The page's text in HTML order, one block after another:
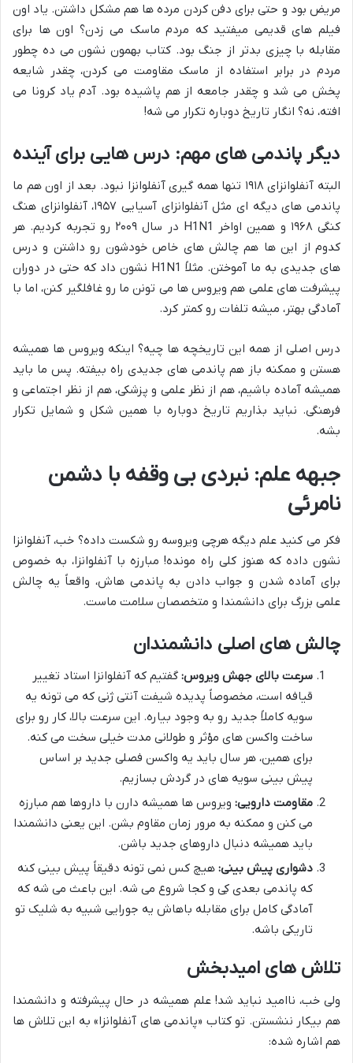
مریض بود و حتی برای دفن کردن مرده ها هم مشکل داشتن. یاد اون
فیلم های قدیمی میفتید که مردم ماسک می زدن؟ اون ها برای
مقابله با چیزی بدتر از جنگ بود. کتاب بهمون نشون می ده چطور
مردم در برابر استفاده از ماسک مقاومت می کردن، چقدر شایعه
پخش می شد و چقدر جامعه از هم پاشیده بود. آدم یاد کرونا می
افته، نه؟ انگار تاریخ دوباره تکرار می شه!
دیگر پاندمی های مهم: درس هایی برای آینده
البته آنفلوانزای ۱۹۱۸ تنها همه گیری آنفلوانزا نبود. بعد از اون هم ما
پاندمی های دیگه ای مثل آنفلوانزای آسیایی ۱۹۵۷، آنفلوانزای هنگ
کنگی ۱۹۶۸ و همین اواخر H1N1 در سال ۲۰۰۹ رو تجربه کردیم. هر
کدوم از این ها هم چالش های خاص خودشون رو داشتن و درس
های جدیدی به ما آموختن. مثلاً H1N1 نشون داد که حتی در دوران
پیشرفت های علمی هم ویروس ها می تونن ما رو غافلگیر کنن، اما با
آمادگی بهتر، میشه تلفات رو کمتر کرد.
درس اصلی از همه این تاریخچه ها چیه؟ اینکه ویروس ها همیشه
هستن و ممکنه باز هم پاندمی های جدیدی راه بیفته. پس ما باید
همیشه آماده باشیم، هم از نظر علمی و پزشکی، هم از نظر اجتماعی و
فرهنگی. نباید بذاریم تاریخ دوباره با همین شکل و شمایل تکرار
بشه.
جبهه علم: نبردی بی وقفه با دشمن
نامرئی
فکر می کنید علم دیگه هرچی ویروسه رو شکست داده؟ خب، آنفلوانزا
نشون داده که هنوز کلی راه مونده! مبارزه با آنفلوانزا، به خصوص
برای آماده شدن و جواب دادن به پاندمی هاش، واقعاً یه چالش
علمی بزرگ برای دانشمندا و متخصصان سلامت ماست.
چالش های اصلی دانشمندان
سرعت بالای جهش ویروس: گفتیم که آنفلوانزا استاد تغییر
قیافه است، مخصوصاً پدیده شیفت آنتی ژنی که می تونه یه
سویه کاملاً جدید رو به وجود بیاره. این سرعت بالا، کار رو برای
ساخت واکسن های مؤثر و طولانی مدت خیلی سخت می کنه.
برای همین، هر سال باید یه واکسن فصلی جدید بر اساس
پیش بینی سویه های در گردش بسازیم.
مقاومت دارویی: ویروس ها همیشه دارن با داروها هم مبارزه
می کنن و ممکنه به مرور زمان مقاوم بشن. این یعنی دانشمندا
باید همیشه دنبال داروهای جدید باشن.
دشواری پیش بینی: هیچ کس نمی تونه دقیقاً پیش بینی کنه
که پاندمی بعدی کِی و کجا شروع می شه. این باعث می شه که
آمادگی کامل برای مقابله باهاش یه جورایی شبیه به شلیک تو
تاریکی باشه.
تلاش های امیدبخش
ولی خب، ناامید نباید شد! علم همیشه در حال پیشرفته و دانشمندا
هم بیکار ننشستن. تو کتاب «پاندمی های آنفلوانزا» به این تلاش ها
هم اشاره شده: